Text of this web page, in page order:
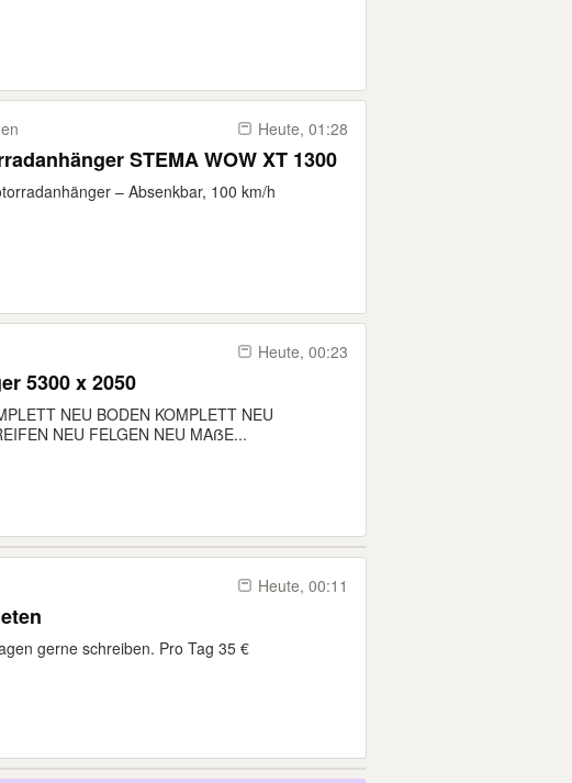
Heute, 01:28
STEMA WOW XT 1300
– Absenkbar, 100 km/h
Heute, 00:23
5300 x 2050
NEU BODEN KOMPLETT NEU
NEU FELGEN NEU MAẞE...
Heute, 00:11
gerne schreiben. Pro Tag 35 €